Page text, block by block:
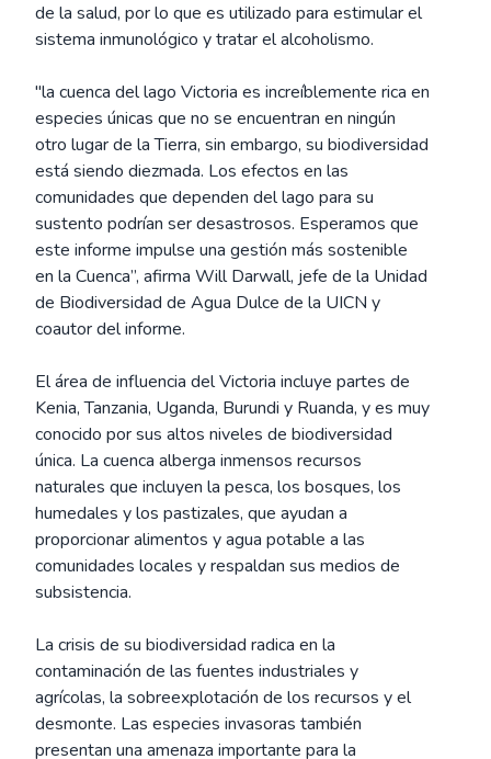
de la salud, por lo que es utilizado para estimular el
sistema inmunológico y tratar el alcoholismo.
"la cuenca del lago Victoria es increíblemente rica en
especies únicas que no se encuentran en ningún
otro lugar de la Tierra, sin embargo, su biodiversidad
está siendo diezmada. Los efectos en las
comunidades que dependen del lago para su
sustento podrían ser desastrosos. Esperamos que
este informe impulse una gestión más sostenible
en la Cuenca”, afirma Will Darwall, jefe de la Unidad
de Biodiversidad de Agua Dulce de la UICN y
coautor del informe.
El área de influencia del Victoria incluye partes de
Kenia, Tanzania, Uganda, Burundi y Ruanda, y es muy
conocido por sus altos niveles de biodiversidad
única. La cuenca alberga inmensos recursos
naturales que incluyen la pesca, los bosques, los
humedales y los pastizales, que ayudan a
proporcionar alimentos y agua potable a las
comunidades locales y respaldan sus medios de
subsistencia.
La crisis de su biodiversidad radica en la
contaminación de las fuentes industriales y
agrícolas, la sobreexplotación de los recursos y el
desmonte. Las especies invasoras también
presentan una amenaza importante para la